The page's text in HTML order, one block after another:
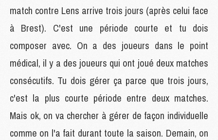
match contre Lens arrive trois jours (après celui face
à Brest). C'est une période courte et tu dois
composer avec. On a des joueurs dans le point
médical, il y a des joueurs qui ont joué deux matches
consécutifs. Tu dois gérer ça parce que trois jours,
c'est la plus courte période entre deux matches.
Mais ok, on va chercher à gérer de façon individuelle
comme on l'a fait durant toute la saison. Demain, on